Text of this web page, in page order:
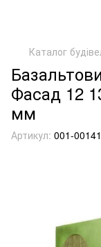
Каталог
Фасад 12
мм
Артикул: 001-00141